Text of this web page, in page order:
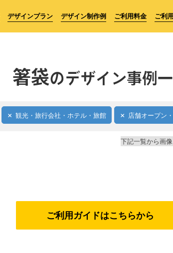
デザインプラン デザイン制作例 ご利用料金 ご利
箸袋のデザイン事例
観光・旅行会社・ホテル・旅館 店舗オープン
下記一覧から画
ご利用ガイドはこちらから